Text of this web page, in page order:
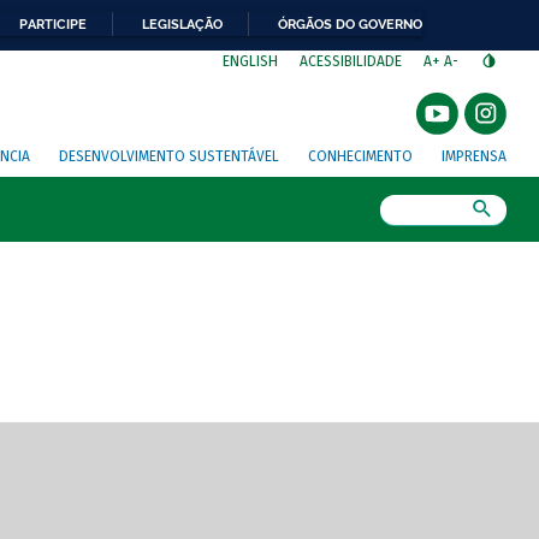
PARTICIPE LEGISLAÇÃO ÓRGÃOS DO GOVERNO
ENGLISH ACESSIBILIDADE A+ A-
DESENVOLVIMENTO SUSTENTÁVEL CONHECIMENTO IMPRENSA
de tela